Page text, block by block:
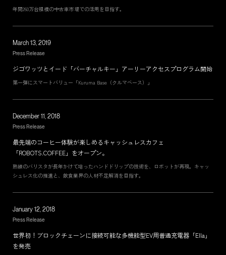
年間260万台規模の中古車市場での活用を目指す。
March 13, 2019
Press Release
ジゴワッツとイード「バーチャルキー」アーリーアクセスプログラム開始
第一弾にスマートバリュー「Kuruma Base（クルマベース）」
December 11, 2018
Press Release
最先端のコーヒー体験が楽しめるキャッシュレスカフェ
「ROBOTS.COFFEE」をオープン。
熟練のバリスタが長年かけて培ったハンドドリップの技術を、ロボットが再現。キャッ
シュレス化の推進と、飲食業界の人材不足解消を目指す。
January 12, 2018
Press Release
世界初！ブロックチェーンに接続可能な多機能型EV用普通充電器「Ella」
を発売